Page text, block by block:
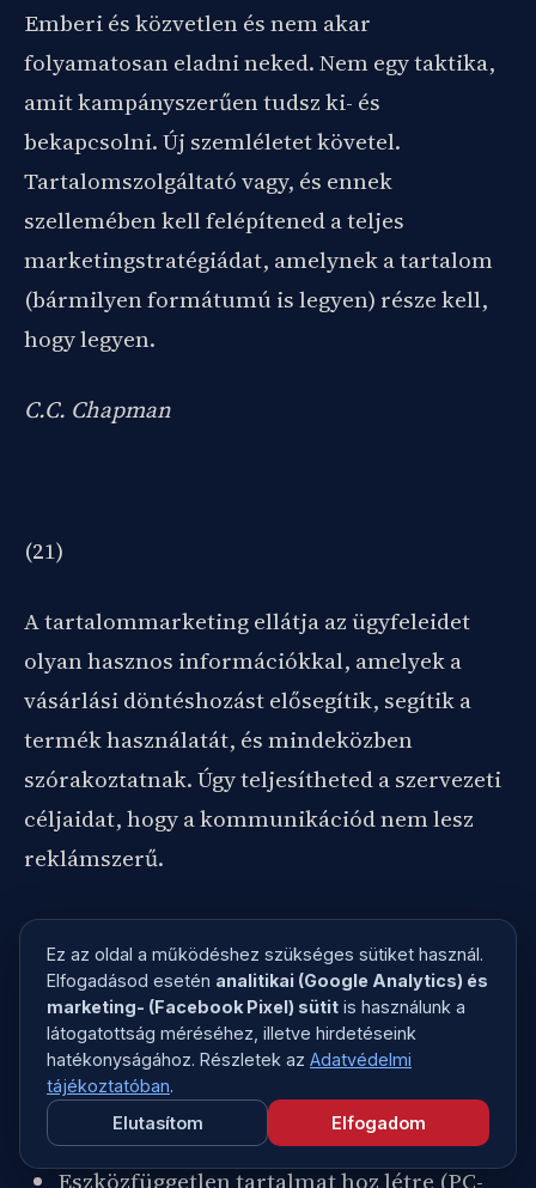
Emberi és közvetlen és nem akar
folyamatosan eladni neked. Nem egy taktika,
amit kampányszerűen tudsz ki- és
bekapcsolni. Új szemléletet követel.
Tartalomszolgáltató vagy, és ennek
szellemében kell felépítened a teljes
marketingstratégiádat, amelynek a tartalom
(bármilyen formátumú is legyen) része kell,
hogy legyen.
C.C. Chapman
(21)
A tartalommarketing ellátja az ügyfeleidet
olyan hasznos információkkal, amelyek a
vásárlási döntéshozást elősegítik, segítik a
termék használatát, és mindeközben
szórakoztatnak. Úgy teljesítheted a szervezeti
céljaidat, hogy a kommunikációd nem lesz
reklámszerű.
A tartalommarketing legfőbb tulajdonságai:
Használja a cég kommunikációs arculatát.
Változatos tartalomformátumokban alkot
(szöveg, videó, fotók, audió, prezentációk,
ebookok, infografikák stb.).
Eszközfüggetlen tartalmat hoz létre (PC-
Ez az oldal a működéshez szükséges sütiket használ.
Elfogadásod esetén analitikai (Google Analytics) és
marketing- (Facebook Pixel) sütit is használunk a
látogatottság méréséhez, illetve hirdetéseink
hatékonyságához. Részletek az Adatvédelmi
tájékoztatóban.
Elutasítom
Elfogadom